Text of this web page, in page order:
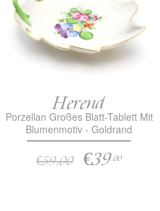
Herend
Porzellan Großes Blatt-Tablett Mit
Blumenmotiv - Goldrand
€59,00€39.00